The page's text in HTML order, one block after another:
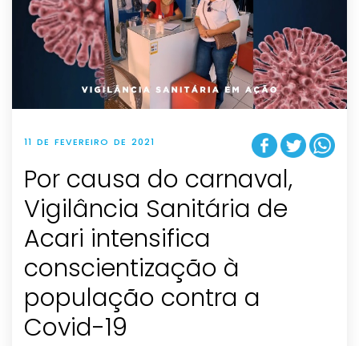
11 DE FEVEREIRO DE 2021
Por causa do carnaval,
Vigilância Sanitária de
Acari intensifica
conscientização à
população contra a
Covid-19